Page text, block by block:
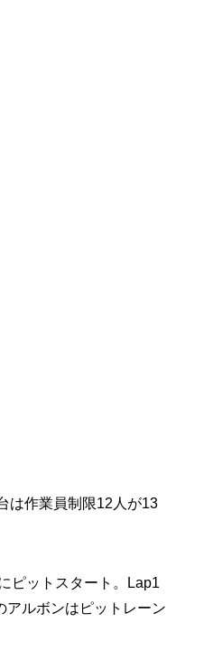
は作業員制限12人が13
ピットスタート。Lap1
アルボンはピットレーン